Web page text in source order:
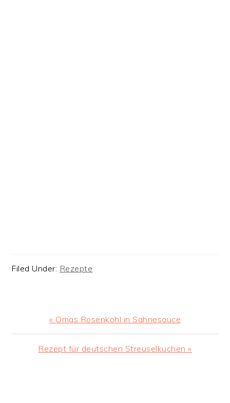
Filed Under: Rezepte
Previous
Post:
« Omas Rosenkohl in Sahnesauce
Next
Rezept für deutschen Streuselkuchen »